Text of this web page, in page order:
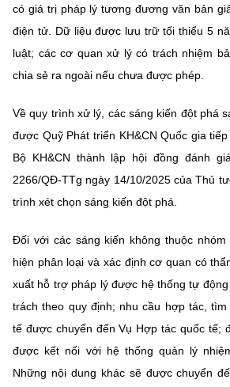
có giá trị pháp lý tương đương văn bản
điện tử. Dữ liệu được lưu trữ tối thiểu 5
luật; các cơ quan xử lý có trách nhiệm
chia sẻ ra ngoài nếu chưa được phép.
Về quy trình xử lý, các sáng kiến đột phá
được Quỹ Phát triển KH&CN Quốc gia
Bộ KH&CN thành lập hội đồng đánh
2266/QĐ-TTg ngày 14/10/2025 của Thủ
trình xét chọn sáng kiến đột phá.
Đối với các sáng kiến không thuộc
hiện phân loại và xác định cơ quan có
xuất hỗ trợ pháp lý được hệ thống tự
trách theo quy định; nhu cầu hợp tác,
tế được chuyển đến Vụ Hợp tác quốc tế;
được kết nối với hệ thống quản lý
Những nội dung khác sẽ được chuyển